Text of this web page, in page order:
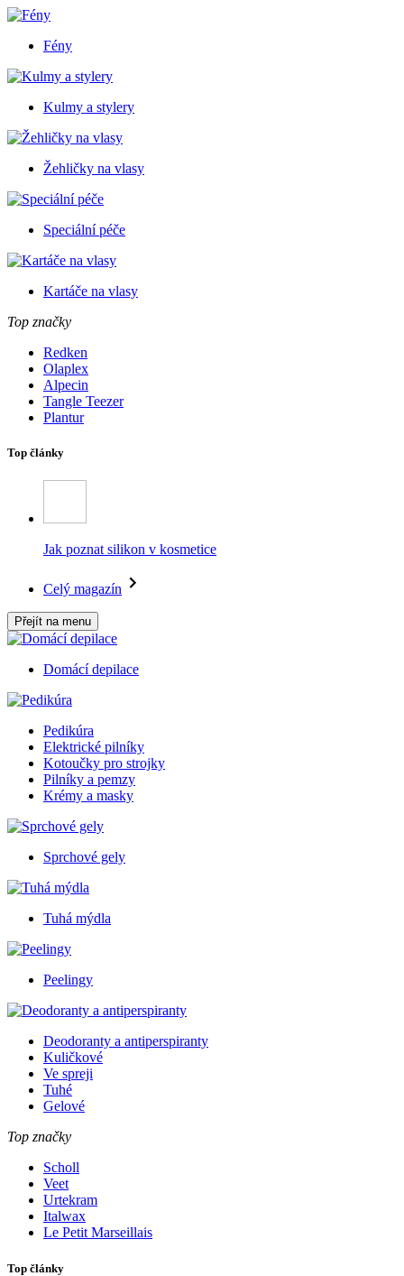
Fény
Kulmy a stylery
Žehličky na vlasy
Speciální péče
Kartáče na vlasy
Top značky
Redken
Olaplex
Alpecin
Tangle Teezer
Plantur
Top články
Jak poznat silikon v kosmetice
Celý magazín
Přejít na menu
Domácí depilace
Pedikúra
Elektrické pilníky
Kotoučky pro strojky
Pilníky a pemzy
Krémy a masky
Sprchové gely
Tuhá mýdla
Peelingy
Deodoranty a antiperspiranty
Kuličkové
Ve spreji
Tuhé
Gelové
Top značky
Scholl
Veet
Urtekram
Italwax
Le Petit Marseillais
Top články